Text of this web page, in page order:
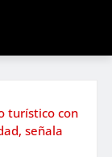
turístico con
señala